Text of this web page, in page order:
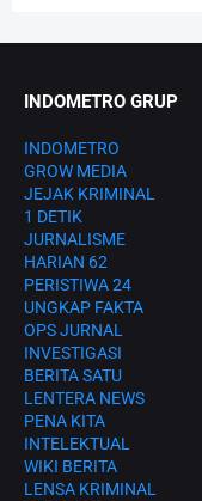
INDOMETRO GRUP
INDOMETRO
GROW MEDIA
JEJAK KRIMINAL
1 DETIK
JURNALISME
HARIAN 62
PERISTIWA 24
UNGKAP FAKTA
OPS JURNAL
INVESTIGASI
BERITA SATU
LENTERA NEWS
PENA KITA
INTELEKTUAL
WIKI BERITA
LENSA KRIMINAL